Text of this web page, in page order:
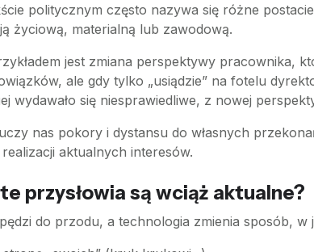
politycznym często nazywa się różne
życiową, materialną lub zawodową.
jest zmiana perspektywy pracownika,
ale gdy tylko „usiądzie” na fotelu
wydawało się niesprawiedliwe, z nowej
nas pokory i dystansu do własnych
aktualnych interesów.
przysłowia są wciąż aktualne?
do przodu, a technologia zmienia sposób,